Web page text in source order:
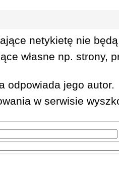
netykietę nie
własne np. strony,
odpowiada jego autor.
w serwisie